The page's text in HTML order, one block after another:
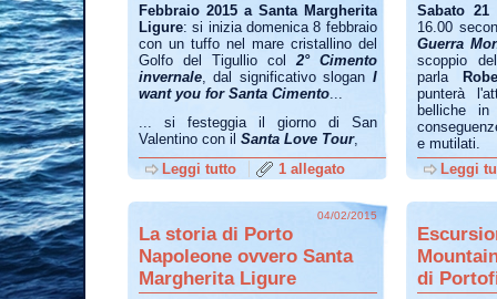
Febbraio 2015 a Santa Margherita
Ligure: si inizia domenica 8 febbraio
con un tuffo nel mare cristallino del
Golfo del Tigullio col 2° Cimento
invernale, dal significativo slogan I
want you for Santa Cimento...
... si festeggia il giorno di San
Valentino con il Santa Love Tour,
Leggi tutto
1 allegato
Sabato 21
16.00
Guerra
scoppio
parla
punterà
belliche
e mutilati.
Leggi
04/02/2015
La storia di Porto
Napoleone ovvero Santa
Margherita Ligure
di